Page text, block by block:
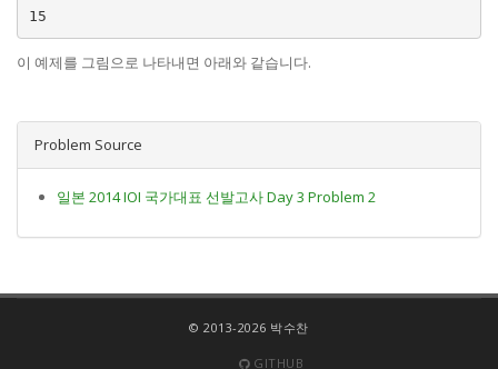
이 예제를 그림으로 나타내면 아래와 같습니다.
Problem Source
일본 2014 IOI 국가대표 선발고사 Day 3 Problem 2
© 2013-2026 박수찬
GITHUB